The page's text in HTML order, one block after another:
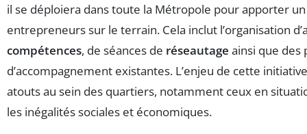
il se déploiera dans toute la Métropole pour apporter
entrepreneurs sur le terrain. Cela inclut l’organisation
compétences, de séances de réseautage ainsi que des
d’accompagnement existantes. L’enjeu de cette
atouts au sein des quartiers, notamment ceux en
les inégalités sociales et économiques.